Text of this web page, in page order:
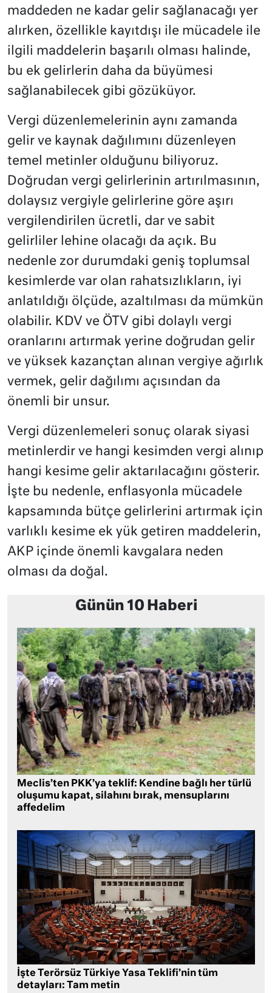
maddeden ne kadar gelir sağlanacağı yer
alırken, özellikle kayıtdışı ile mücadele ile
ilgili maddelerin başarılı olması halinde,
bu ek gelirlerin daha da büyümesi
sağlanabilecek gibi gözüküyor.
Vergi düzenlemelerinin aynı zamanda
gelir ve kaynak dağılımını düzenleyen
temel metinler olduğunu biliyoruz.
Doğrudan vergi gelirlerinin artırılmasının,
dolaysız vergiyle gelirlerine göre aşırı
vergilendirilen ücretli, dar ve sabit
gelirliler lehine olacağı da açık. Bu
nedenle zor durumdaki geniş toplumsal
kesimlerde var olan rahatsızlıkların, iyi
anlatıldığı ölçüde, azaltılması da mümkün
olabilir. KDV ve ÖTV gibi dolaylı vergi
oranlarını artırmak yerine doğrudan gelir
ve yüksek kazançtan alınan vergiye ağırlık
vermek, gelir dağılımı açısından da
önemli bir unsur.
Vergi düzenlemeleri sonuç olarak siyasi
metinlerdir ve hangi kesimden vergi alınıp
hangi kesime gelir aktarılacağını gösterir.
İşte bu nedenle, enflasyonla mücadele
kapsamında bütçe gelirlerini artırmak için
varlıklı kesime ek yük getiren maddelerin,
AKP içinde önemli kavgalara neden
olması da doğal.
Günün 10 Haberi
Meclis’ten PKK’ya teklif: Kendine bağlı her türlü
oluşumu kapat, silahını bırak, mensuplarını
affedelim
İşte Terörsüz Türkiye Yasa Teklifi’nin tüm
detayları: Tam metin